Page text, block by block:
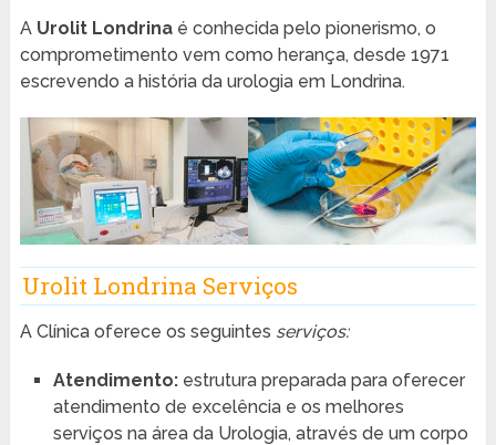
A Urolit Londrina é conhecida pelo pionerismo, o
comprometimento vem como herança, desde 1971
escrevendo a história da urologia em Londrina.
Urolit Londrina Serviços
A Clínica oferece os seguintes serviços:
Atendimento:estrutura preparada para oferecer
atendimento de excelência e os melhores
serviços na área da Urologia, através de um corpo